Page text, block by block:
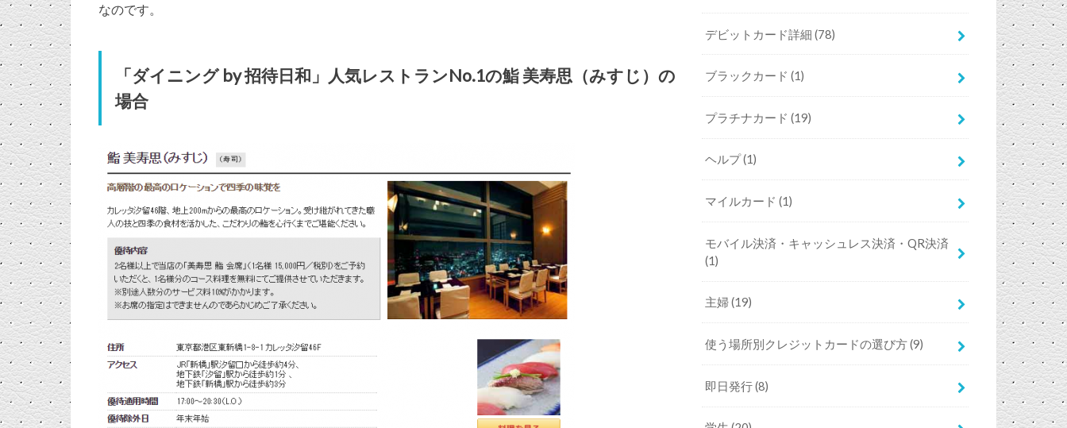
なのです。
「ダイニング by 招待日和」人気レストランNo.1の鮨 美寿思（みすじ）の
場合
デビットカード詳細(78)
ブラックカード(1)
プラチナカード(19)
ヘルプ(1)
マイルカード(1)
モバイル決済・キャッシュレス決済・QR決済
(1)
主婦(19)
使う場所別クレジットカードの選び方(9)
即日発行(8)